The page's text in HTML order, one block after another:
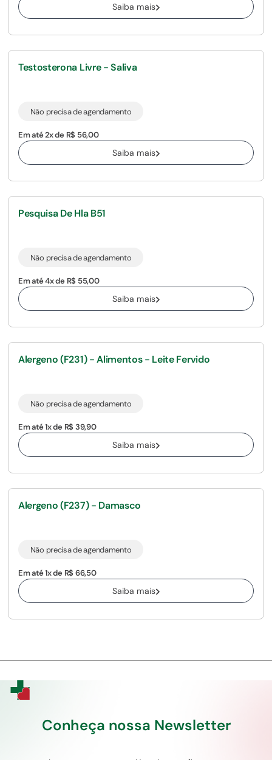
Saiba mais
Testosterona Livre - Saliva
Não precisa de agendamento
Em até 2x de R$ 56,00
Saiba mais
Pesquisa De Hla B51
Não precisa de agendamento
Em até 4x de R$ 55,00
Saiba mais
Alergeno (F231) - Alimentos - Leite Fervido
Não precisa de agendamento
Em até 1x de R$ 39,90
Saiba mais
Alergeno (F237) - Damasco
Não precisa de agendamento
Em até 1x de R$ 66,50
Saiba mais
Conheça nossa Newsletter